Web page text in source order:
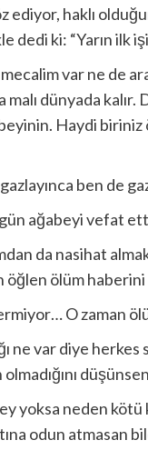
ediyor, haklı
dedi ki: “Yarın ilk
var ne de
dünyada
Haydi
ben de
ağabeyi vefat
da nasihat
öğlen ölüm
O zaman
ne var diye
yoksa neden
odun atmasan